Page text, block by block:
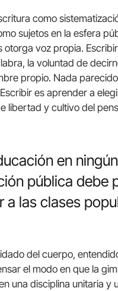
como
sujetos en la esfera
otorga voz propia.
la voluntad de
propio. Nada
es aprender a
libertad y cultivo del
en
pública debe
a las clases
del cuerpo,
el modo en que la
una disciplina unitaria